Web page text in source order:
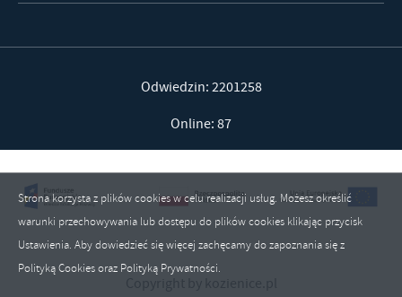
Odwiedzin: 2201258
Online: 87
Strona korzysta z plików cookies w celu realizacji usług. Możesz określić
warunki przechowywania lub dostępu do plików cookies klikając przycisk
Ustawienia. Aby dowiedzieć się więcej zachęcamy do zapoznania się z
Polityką Cookies oraz Polityką Prywatności.